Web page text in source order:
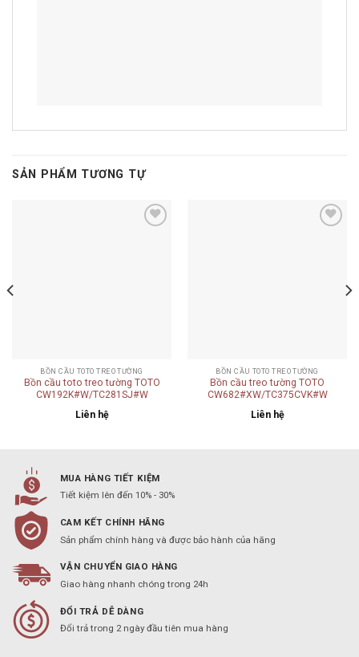
SẢN PHẨM TƯƠNG TỰ
BỒN CẦU TOTO TREO TƯỜNG
Bồn cầu toto treo tường TOTO
CW192K#W/TC281SJ#W
Liên hệ
BỒN CẦU TOTO TREO TƯỜNG
Bồn cầu treo tường TOTO
CW682#XW/TC375CVK#W
Liên hệ
MUA HÀNG TIẾT KIỆM
Tiết kiệm lên đến 10% - 30%
CAM KẾT CHÍNH HÃNG
Sản phẩm chính hàng và được bảo hành của hãng
VẬN CHUYỂN GIAO HÀNG
Giao hàng nhanh chóng trong 24h
ĐỔI TRẢ DỄ DÀNG
Đổi trả trong 2 ngày đầu tiên mua hàng